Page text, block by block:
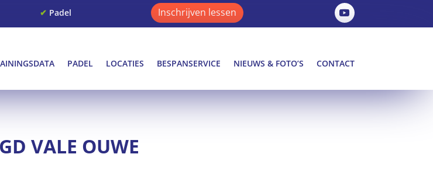
✔ Padel Inschrijven lessen
PADEL LOCATIES BESPANSERVICE NIEUWS & FOTO’S CONTACT
VALE OUWE